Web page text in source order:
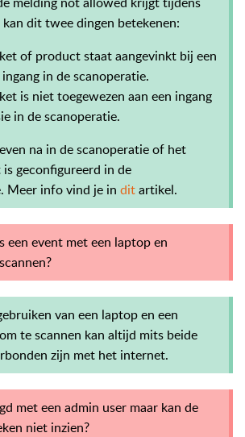
kan dit twee dingen betekenen:
of product staat aangevinkt bij een
in de scanoperatie.
is niet toegewezen aan een ingang
in de scanoperatie.
na in de scanoperatie of het
geconfigureerd in de
Meer info vind je in ditartikel.
een event met een laptop en
van een laptop en een
te scannen kan altijd mits beide
zijn met het internet.
met een admin user maar kan de
niet inzien?